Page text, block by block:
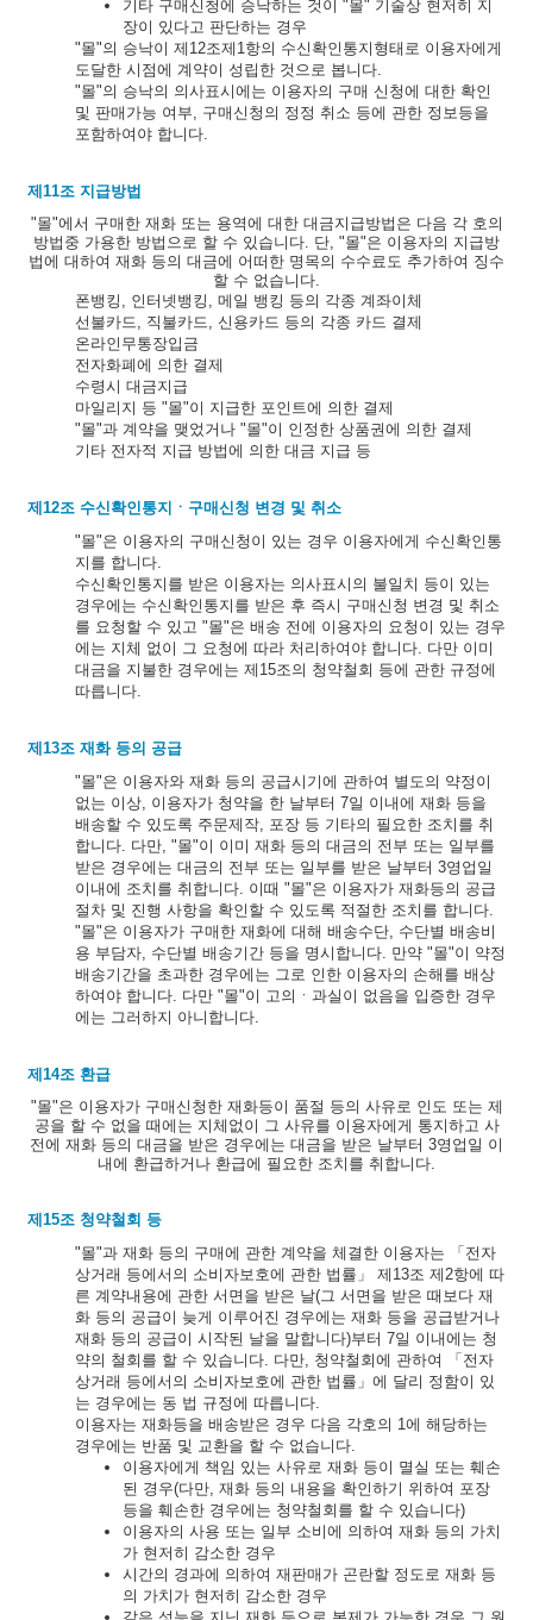
기타 구매신청에 승낙하는 것이 "몰" 기술상 현저히 지
장이 있다고 판단하는 경우
"몰"의 승낙이 제12조제1항의 수신확인통지형태로 이용자에게
도달한 시점에 계약이 성립한 것으로 봅니다.
"몰"의 승낙의 의사표시에는 이용자의 구매 신청에 대한 확인
및 판매가능 여부, 구매신청의 정정 취소 등에 관한 정보등을
포함하여야 합니다.
제11조 지급방법
"몰"에서 구매한 재화 또는 용역에 대한 대금지급방법은 다음 각 호의
방법중 가용한 방법으로 할 수 있습니다. 단, "몰"은 이용자의 지급방
법에 대하여 재화 등의 대금에 어떠한 명목의 수수료도 추가하여 징수
할 수 없습니다.
폰뱅킹, 인터넷뱅킹, 메일 뱅킹 등의 각종 계좌이체
선불카드, 직불카드, 신용카드 등의 각종 카드 결제
온라인무통장입금
전자화폐에 의한 결제
수령시 대금지급
마일리지 등 "몰"이 지급한 포인트에 의한 결제
"몰"과 계약을 맺었거나 "몰"이 인정한 상품권에 의한 결제
기타 전자적 지급 방법에 의한 대금 지급 등
제12조 수신확인통지ㆍ구매신청 변경 및 취소
"몰"은 이용자의 구매신청이 있는 경우 이용자에게 수신확인통
지를 합니다.
수신확인통지를 받은 이용자는 의사표시의 불일치 등이 있는
경우에는 수신확인통지를 받은 후 즉시 구매신청 변경 및 취소
를 요청할 수 있고 "몰"은 배송 전에 이용자의 요청이 있는 경우
에는 지체 없이 그 요청에 따라 처리하여야 합니다. 다만 이미
대금을 지불한 경우에는 제15조의 청약철회 등에 관한 규정에
따릅니다.
제13조 재화 등의 공급
"몰"은 이용자와 재화 등의 공급시기에 관하여 별도의 약정이
없는 이상, 이용자가 청약을 한 날부터 7일 이내에 재화 등을
배송할 수 있도록 주문제작, 포장 등 기타의 필요한 조치를 취
합니다. 다만, "몰"이 이미 재화 등의 대금의 전부 또는 일부를
받은 경우에는 대금의 전부 또는 일부를 받은 날부터 3영업일
이내에 조치를 취합니다. 이때 "몰"은 이용자가 재화등의 공급
절차 및 진행 사항을 확인할 수 있도록 적절한 조치를 합니다.
"몰"은 이용자가 구매한 재화에 대해 배송수단, 수단별 배송비
용 부담자, 수단별 배송기간 등을 명시합니다. 만약 "몰"이 약정
배송기간을 초과한 경우에는 그로 인한 이용자의 손해를 배상
하여야 합니다. 다만 "몰"이 고의ㆍ과실이 없음을 입증한 경우
에는 그러하지 아니합니다.
제14조 환급
"몰"은 이용자가 구매신청한 재화등이 품절 등의 사유로 인도 또는 제
공을 할 수 없을 때에는 지체없이 그 사유를 이용자에게 통지하고 사
전에 재화 등의 대금을 받은 경우에는 대금을 받은 날부터 3영업일 이
내에 환급하거나 환급에 필요한 조치를 취합니다.
제15조 청약철회 등
"몰"과 재화 등의 구매에 관한 계약을 체결한 이용자는 「전자
상거래 등에서의 소비자보호에 관한 법률」 제13조 제2항에 따
른 계약내용에 관한 서면을 받은 날(그 서면을 받은 때보다 재
화 등의 공급이 늦게 이루어진 경우에는 재화 등을 공급받거나
재화 등의 공급이 시작된 날을 말합니다)부터 7일 이내에는 청
약의 철회를 할 수 있습니다. 다만, 청약철회에 관하여 「전자
상거래 등에서의 소비자보호에 관한 법률」에 달리 정함이 있
는 경우에는 동 법 규정에 따릅니다.
이용자는 재화등을 배송받은 경우 다음 각호의 1에 해당하는
경우에는 반품 및 교환을 할 수 없습니다.
이용자에게 책임 있는 사유로 재화 등이 멸실 또는 훼손
된 경우(다만, 재화 등의 내용을 확인하기 위하여 포장
등을 훼손한 경우에는 청약철회를 할 수 있습니다)
이용자의 사용 또는 일부 소비에 의하여 재화 등의 가치
가 현저히 감소한 경우
시간의 경과에 의하여 재판매가 곤란할 정도로 재화 등
의 가치가 현저히 감소한 경우